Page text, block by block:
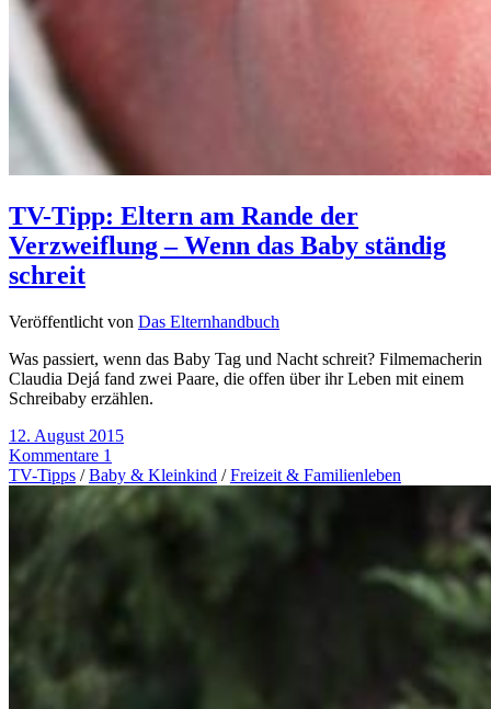
TV-Tipp: Eltern am Rande der
Verzweiflung – Wenn das Baby ständig
schreit
Veröffentlicht von Das Elternhandbuch
Was passiert, wenn das Baby Tag und Nacht schreit? Filmemacherin
Claudia Dejá fand zwei Paare, die offen über ihr Leben mit einem
Schreibaby erzählen.
12. August 2015
Kommentare 1
TV-Tipps /Baby & Kleinkind /Freizeit & Familienleben